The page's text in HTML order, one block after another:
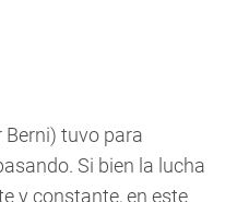
Berni) tuvo para
Si bien la lucha
y constante, en este